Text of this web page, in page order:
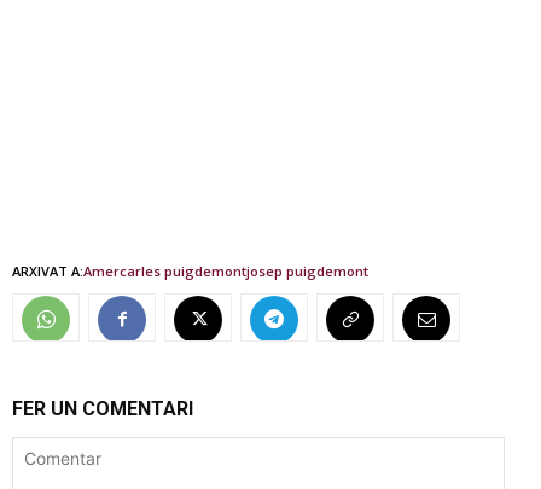
ARXIVAT A:Amercarles puigdemontjosep puigdemont
FER UN COMENTARI